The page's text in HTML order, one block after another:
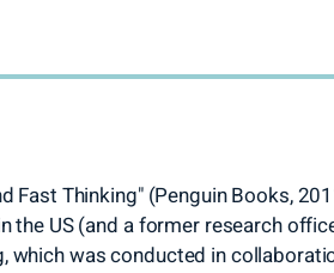
Fast Thinking" (Penguin Books,
US (and a former research
was conducted in